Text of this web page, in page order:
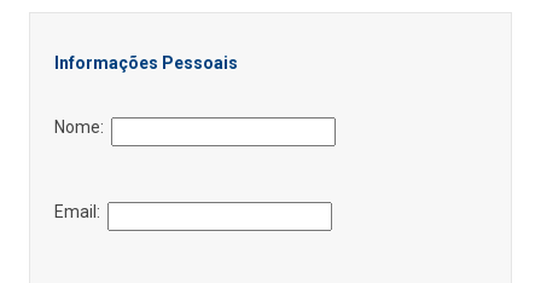
Informações Pessoais
Nome:
Email: